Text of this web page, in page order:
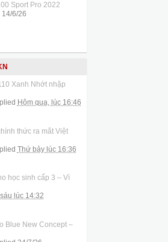
Sport Pro 2022
14/6/26
Xanh Nhớt nhập
Hôm qua, lúc 16:46
thức ra mắt Việt
Thứ bảy lúc 16:36
học sinh cấp 3 – Vì
lúc 14:32
Blue New Concept –